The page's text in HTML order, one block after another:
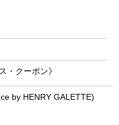
・クーポン》
by HENRY GALETTE)